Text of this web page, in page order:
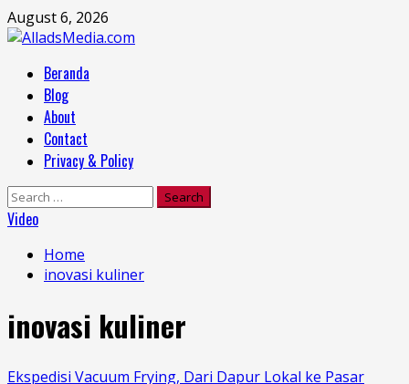
Skip
to
August 6, 2026
MenuBeranda
Blog
About
Contact
Privacy & Policy
Search
for:
Video
Home
inovasi kuliner
inovasi kuliner
Ekspedisi Vacuum Frying, Dari Dapur Lokal ke Pasar